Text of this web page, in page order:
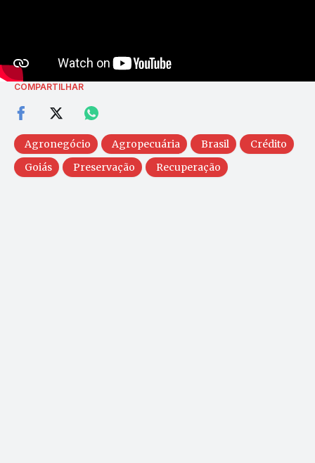
COMPARTILHAR
Agronegócio Agropecuária Brasil
Crédito
Goiás
Preservação Recuperação